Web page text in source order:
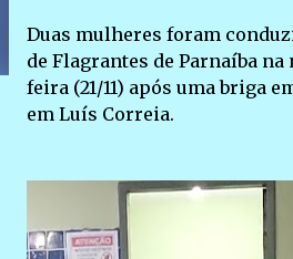
Duas mulheres foram
de Flagrantes de Parnaíba
feira (21/11) após uma briga
em Luís Correia.